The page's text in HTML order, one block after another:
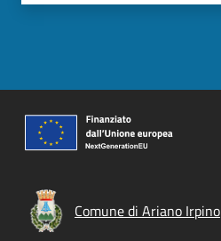
Comune di Ariano Irpino